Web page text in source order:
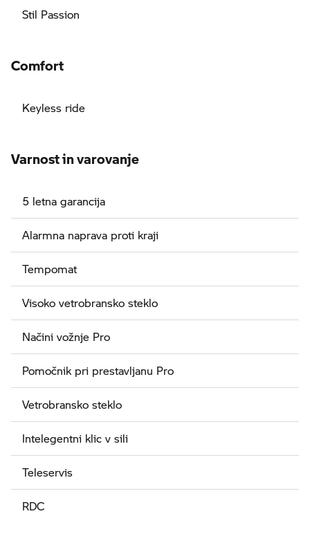
Stil Passion
Comfort
Keyless ride
Varnost in varovanje
5 letna garancija
Alarmna naprava proti kraji
Tempomat
Visoko vetrobransko steklo
Načini vožnje Pro
Pomočnik pri prestavljanu Pro
Vetrobransko steklo
Intelegentni klic v sili
Teleservis
RDC